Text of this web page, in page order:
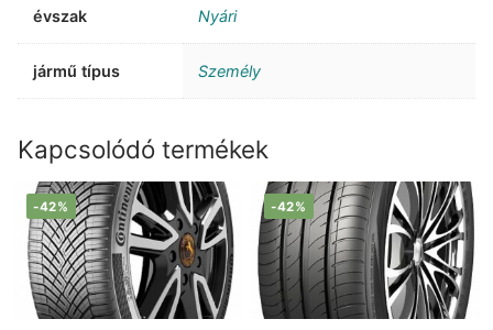
évszak Nyári
jármű típus Személy
Kapcsolódó termékek
-42% -42%